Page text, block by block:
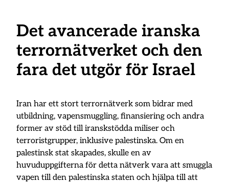
Det avancerade iranska
terrornätverket och den
fara det utgör för Israel
Iran har ett stort terrornätverk som bidrar med
utbildning, vapensmuggling, finansiering och andra
former av stöd till iranskstödda miliser och
terroristgrupper, inklusive palestinska. Om en
palestinsk stat skapades, skulle en av
huvuduppgifterna för detta nätverk vara att smuggla
vapen till den palestinska staten och hjälpa till att